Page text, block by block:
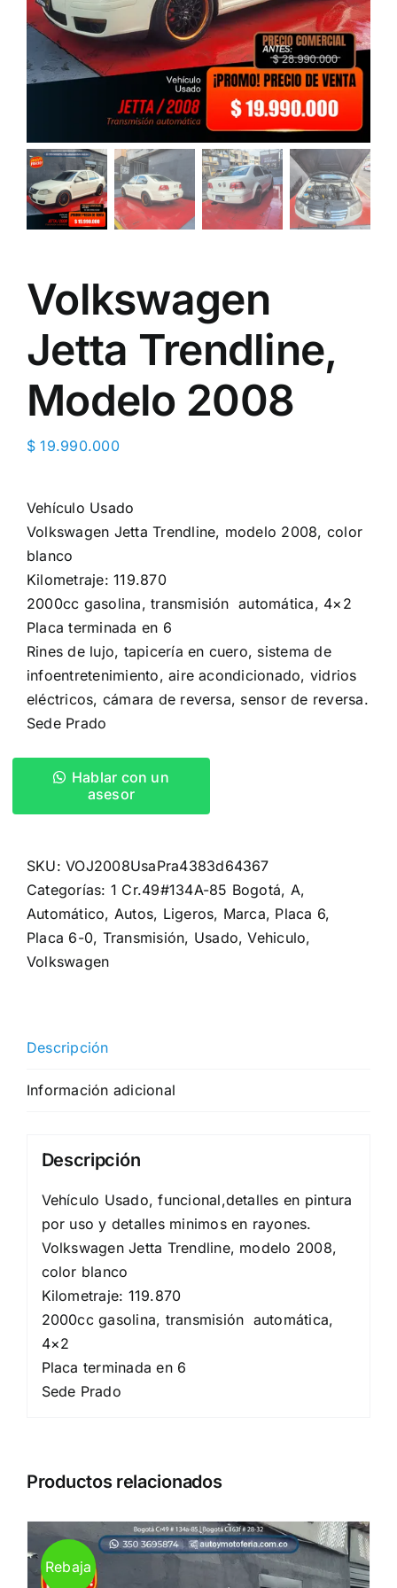
Volkswagen
Jetta Trendline,
Modelo 2008
$ 19.990.000
Vehículo Usado
Volkswagen Jetta Trendline, modelo 2008, color
blanco
Kilometraje: 119.870
2000cc gasolina, transmisión automática, 4×2
Placa terminada en 6
Rines de lujo, ️tapicería en cuero, sistema de
infoentretenimiento,️ aire acondicionado, vidrios
eléctricos,️ cámara de reversa,️ sensor de reversa.
Sede Prado
Hablar con un
asesor
SKU:VOJ2008UsaPra4383d64367
Categorías: 1 Cr.49#134A-85 Bogotá, A,
Automático, Autos, Ligeros, Marca, Placa 6,
Placa 6-0, Transmisión, Usado,Vehiculo,
Volkswagen
Descripción
Información adicional
Descripción
Vehículo Usado, funcional,detalles en pintura
por uso y detalles minimos en rayones.
Volkswagen Jetta Trendline, modelo 2008,
color blanco
Kilometraje: 119.870
2000cc gasolina, transmisión automática,
4×2
Placa terminada en 6
Sede Prado
Productos relacionados
Rebaja